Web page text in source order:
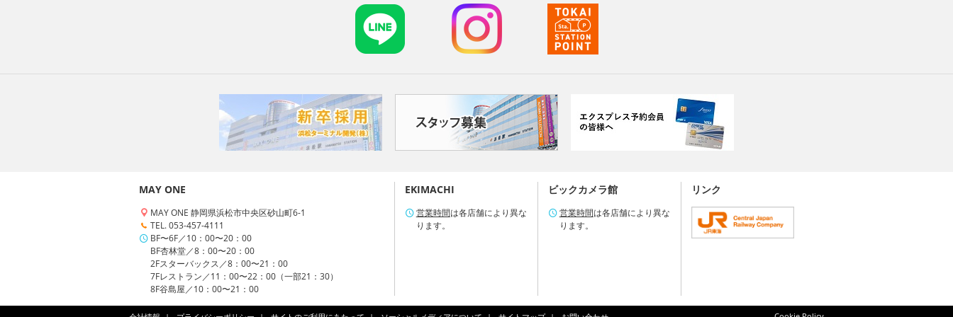
MAY ONE
MAY ONE 静岡県浜松市中央区砂山町6-1
TEL. 053-457-4111
BF〜6F／10：00〜20：00
BF杏林堂／8：00〜20：00
2Fスターバックス／8：00〜21：00
7Fレストラン／11：00〜22：00（一部21：30）
8F谷島屋／10：00〜21：00
EKIMACHI
営業時間は各店舗により異な
ります。
ビックカメラ館
営業時間は各店舗により異な
ります。
リンク